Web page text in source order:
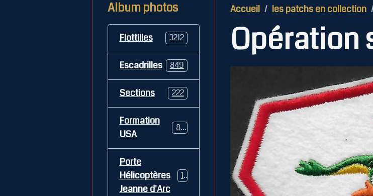
Accueil les patchs en collection
Opération
Album photos
Flottilles 3212
Escadrilles 849
Sections 222
Formation
USA
84
Porte
Hélicoptères
Jeanne d'Arc
12